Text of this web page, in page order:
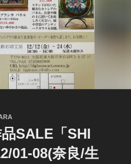
SALE「SHI
01-08(奈良/生